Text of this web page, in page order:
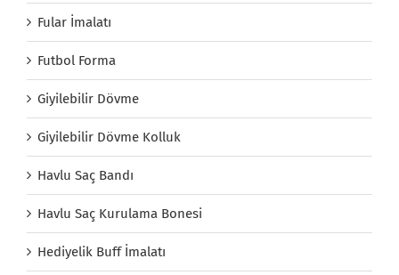
Fular İmalatı
Futbol Forma
Giyilebilir Dövme
Giyilebilir Dövme Kolluk
Havlu Saç Bandı
Havlu Saç Kurulama Bonesi
Hediyelik Buff İmalatı